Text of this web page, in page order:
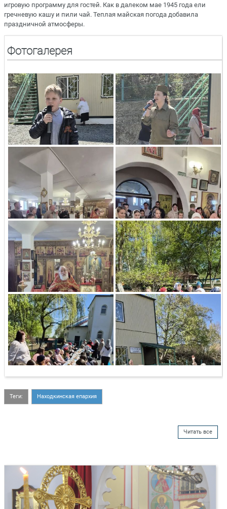
игровую программу для гостей. Как в далеком мае 1945 года ели
гречневую кашу и пили чай. Теплая майская погода добавила
праздничной атмосферы.
Фотогалерея
Теги: Находкинская епархия
Читать все